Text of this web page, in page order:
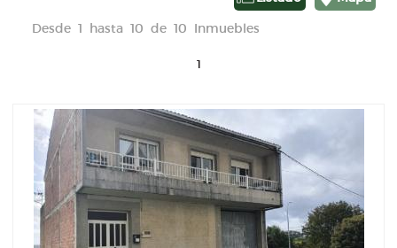
Desde 1 hasta 10 de 10 Inmuebles
1